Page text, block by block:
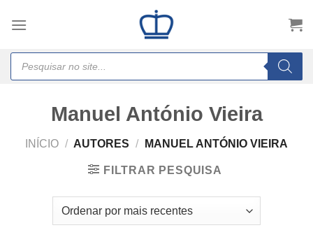
Products
search
Manuel António Vieira
INÍCIO / AUTORES / MANUEL ANTÓNIO VIEIRA
FILTRAR PESQUISA